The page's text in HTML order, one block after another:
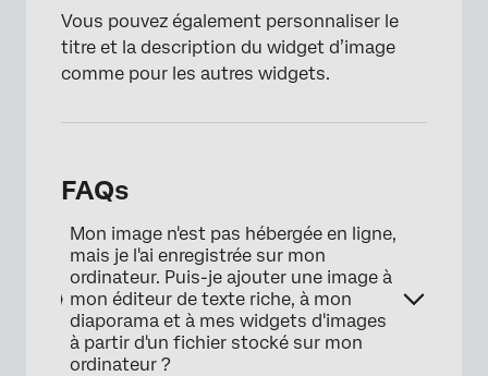
×
Vous pouvez également personnaliser le
titre et la description du widget d’image
comme pour les autres widgets.
FAQs
Mon image n'est pas hébergée en ligne,
mais je l'ai enregistrée sur mon
ordinateur. Puis-je ajouter une image à
mon éditeur de texte riche, à mon
diaporama et à mes widgets d'images
à partir d'un fichier stocké sur mon
ordinateur ?